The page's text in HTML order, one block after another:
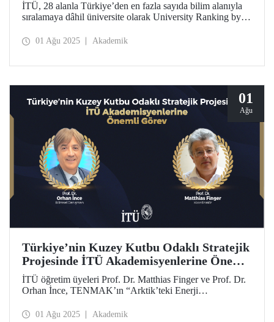
İTÜ, 28 alanla Türkiye’den en fazla sayıda bilim alanıyla
sıralamaya dâhil üniversite olarak University Ranking by
2024-2025 Dünya Alan Sıralamasında 20 alanda Türkiye
01 Ağu 2025 Akademik
01
Ağu
Türkiye’nin Kuzey Kutbu Odaklı Stratejik
Projesinde İTÜ Akademisyenlerine Önemli
Görev
İTÜ öğretim üyeleri Prof. Dr. Matthias Finger ve Prof. Dr.
Orhan İnce, TENMAK’ın “Arktik’teki Enerji
projesinde akademik koordinasyon ve bilimsel danışmanlık
01 Ağu 2025 Akademik